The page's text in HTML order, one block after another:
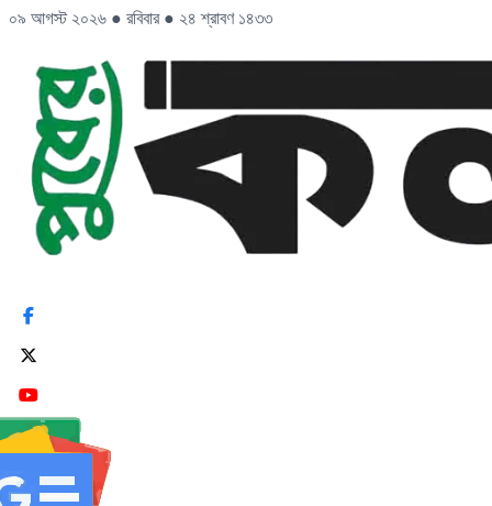
০৯ আগস্ট ২০২৬ ● রবিবার ● ২৪ শ্রাবণ ১৪৩৩